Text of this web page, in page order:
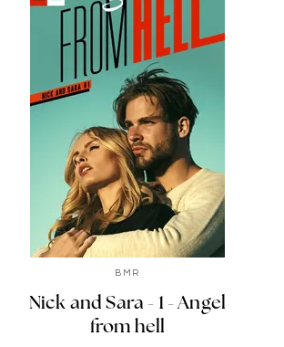
BMR
Nick and Sara - 1 - Angel
from hell